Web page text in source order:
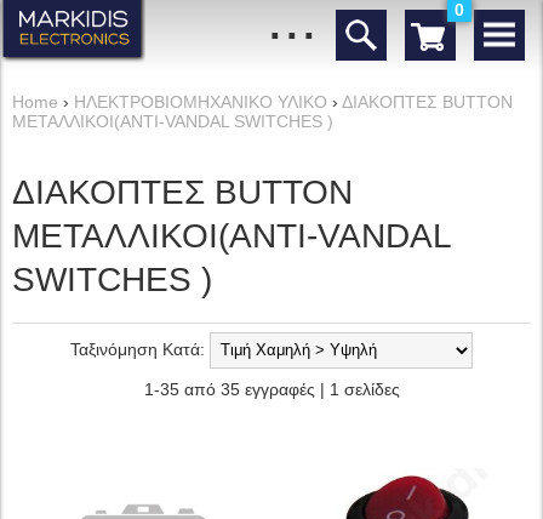
0
...
Home › ΗΛΕΚΤΡΟΒΙΟΜΗΧΑΝΙΚΟ ΥΛΙΚΟ › ΔΙΑΚΟΠΤΕΣ BUTTON
ΜΕΤΑΛΛΙΚΟΙ(ANTI-VANDAL SWITCHES )
ΔΙΑΚΟΠΤΕΣ BUTTON
ΜΕΤΑΛΛΙΚΟΙ(ANTI-VANDAL
SWITCHES )
Ταξινόμηση Κατά:
1-35 από 35 εγγραφές | 1 σελίδες